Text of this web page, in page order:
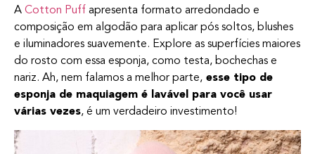
A Cotton Puff apresenta formato arredondado e
composição em algodão para aplicar pós soltos, blushes
e iluminadores suavemente. Explore as superfícies maiores
do rosto com essa esponja, como testa, bochechas e
nariz. Ah, nem falamos a melhor parte, esse tipo de
esponja de maquiagem é lavável para você usar
várias vezes, é um verdadeiro investimento!